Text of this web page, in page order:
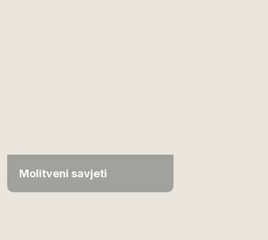
Molitveni savjeti